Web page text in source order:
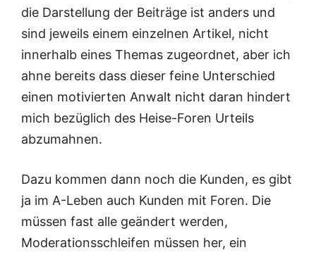
die Darstellung der Beiträge ist anders und
sind jeweils einem einzelnen Artikel, nicht
innerhalb eines Themas zugeordnet, aber ich
ahne bereits dass dieser feine Unterschied
einen motivierten Anwalt nicht daran hindert
mich bezüglich des Heise-Foren Urteils
abzumahnen.
Dazu kommen dann noch die Kunden, es gibt
ja im A-Leben auch Kunden mit Foren. Die
müssen fast alle geändert werden,
Moderationsschleifen müssen her, ein